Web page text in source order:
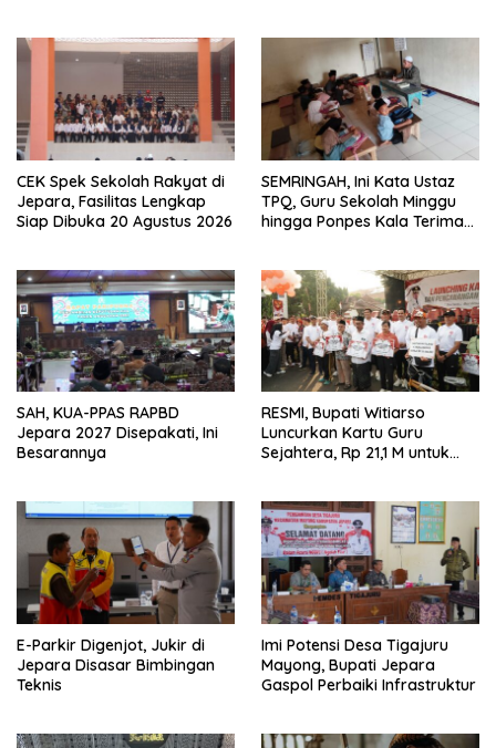
CEK Spek Sekolah Rakyat di
Jepara, Fasilitas Lengkap
Siap Dibuka 20 Agustus 2026
SEMRINGAH, Ini Kata Ustaz
TPQ, Guru Sekolah Minggu
hingga Ponpes Kala Terima
SAH, KUA-PPAS RAPBD
Jepara 2027 Disepakati, Ini
Besarannya
RESMI, Bupati Witiarso
Luncurkan Kartu Guru
Sejahtera, Rp 21,1 M untuk
E-Parkir Digenjot, Jukir di
Jepara Disasar Bimbingan
Teknis
Imi Potensi Desa Tigajuru
Mayong, Bupati Jepara
Gaspol Perbaiki Infrastruktur